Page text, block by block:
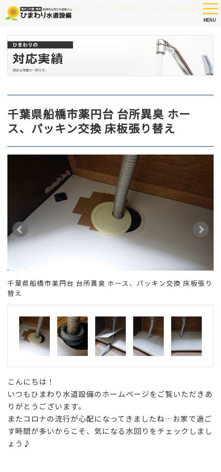
Skip
to
content
MENU
つまり、水漏れなど修理 ひまわり水道設備 HOME >千
千葉県船橋市薬円台 台所異臭 ホー
ス、パッキン交換 床板張り替え
千葉県船橋市薬円台 台所異臭 ホース、パッキン交換 床板張り
替え
こんにちは！
いつもひまわり水道設備のホームページをご覧いただきあ
りがとうございます。
またコロナの流行が心配になってきましたね…お家で過ご
す時間が多いからこそ、気になる水回りをチェックしまし
ょう♪